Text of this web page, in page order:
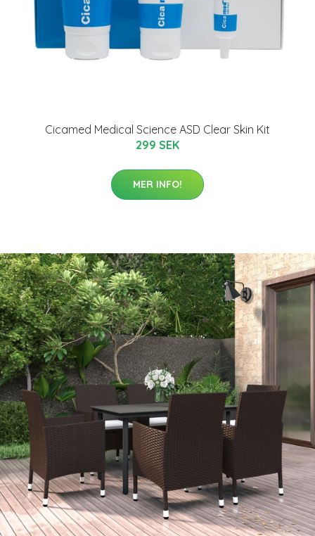
Cicamed Medical Science ASD Clear Skin Kit
299 SEK
MER INFO!